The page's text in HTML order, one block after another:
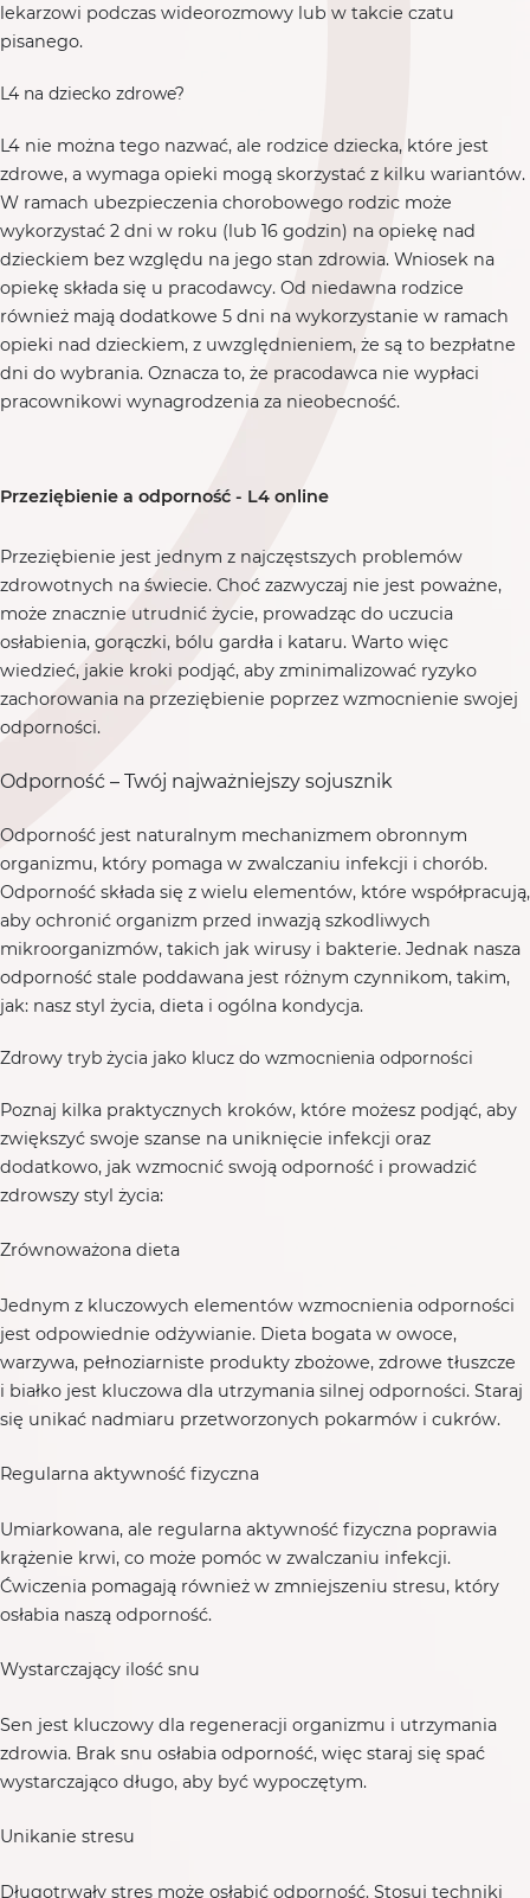
lekarzowi podczas wideorozmowy lub w takcie czatu
pisanego.
L4 na dziecko zdrowe?
L4 nie można tego nazwać, ale rodzice dziecka, które jest
zdrowe, a wymaga opieki mogą skorzystać z kilku wariantów.
W ramach ubezpieczenia chorobowego rodzic może
wykorzystać 2 dni w roku (lub 16 godzin) na opiekę nad
dzieckiem bez względu na jego stan zdrowia. Wniosek na
opiekę składa się u pracodawcy. Od niedawna rodzice
również mają dodatkowe 5 dni na wykorzystanie w ramach
opieki nad dzieckiem, z uwzględnieniem, że są to bezpłatne
dni do wybrania. Oznacza to, że pracodawca nie wypłaci
pracownikowi wynagrodzenia za nieobecność.
Przeziębienie a odporność - L4 online
Przeziębienie jest jednym z najczęstszych problemów
zdrowotnych na świecie. Choć zazwyczaj nie jest poważne,
może znacznie utrudnić życie, prowadząc do uczucia
osłabienia, gorączki, bólu gardła i kataru. Warto więc
wiedzieć, jakie kroki podjąć, aby zminimalizować ryzyko
zachorowania na przeziębienie poprzez wzmocnienie swojej
odporności.
Odporność – Twój najważniejszy sojusznik
Odporność jest naturalnym mechanizmem obronnym
organizmu, który pomaga w zwalczaniu infekcji i chorób.
Odporność składa się z wielu elementów, które współpracują,
aby ochronić organizm przed inwazją szkodliwych
mikroorganizmów, takich jak wirusy i bakterie. Jednak nasza
odporność stale poddawana jest różnym czynnikom, takim,
jak: nasz styl życia, dieta i ogólna kondycja.
Zdrowy tryb życia jako klucz do wzmocnienia odporności
Poznaj kilka praktycznych kroków, które możesz podjąć, aby
zwiększyć swoje szanse na uniknięcie infekcji oraz
dodatkowo, jak wzmocnić swoją odporność i prowadzić
zdrowszy styl życia:
Zrównoważona dieta
Jednym z kluczowych elementów wzmocnienia odporności
jest odpowiednie odżywianie. Dieta bogata w owoce,
warzywa, pełnoziarniste produkty zbożowe, zdrowe tłuszcze
i białko jest kluczowa dla utrzymania silnej odporności. Staraj
się unikać nadmiaru przetworzonych pokarmów i cukrów.
Regularna aktywność fizyczna
Umiarkowana, ale regularna aktywność fizyczna poprawia
krążenie krwi, co może pomóc w zwalczaniu infekcji.
Ćwiczenia pomagają również w zmniejszeniu stresu, który
osłabia naszą odporność.
Wystarczający ilość snu
Sen jest kluczowy dla regeneracji organizmu i utrzymania
zdrowia. Brak snu osłabia odporność, więc staraj się spać
wystarczająco długo, aby być wypoczętym.
Unikanie stresu
Długotrwały stres może osłabić odporność. Stosuj techniki